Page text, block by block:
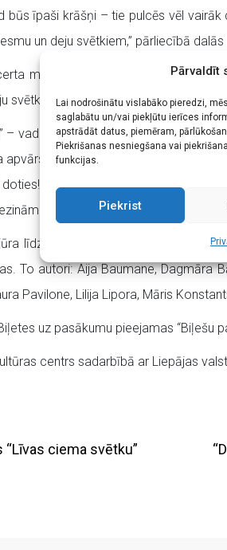
Pārvaldīt
Lai nodrošinātu vislabāko pieredzi,
saglabātu un/vai piekļūtu ierīces
apstrādāt datus, piemēram,
Piekrišanas nesniegšana vai
funkcijas.
Piekrist
īpaši krāšņi – tie pulcēs vēl
un deju svētkiem,” pārliecībā
mākslinieciskie vadītāji Dagmāra
svētku virsvadītāji.
– vadmotīvs, ko svētkiem radījusi
apvārsnis ir finiša lenta, kuru pārcirst
Tas ir arvien nemainīgi tāls
lai arvien un no jauna atrastu
līdz ceļiem” pārliecību
To autori: Aija Baumane, Dagmāra
Pavilone, Lilija Lipora, Māris
uz pasākumu pieejamas “Biļešu
centrs sadarbībā ar Liepājas
ciema svētku”